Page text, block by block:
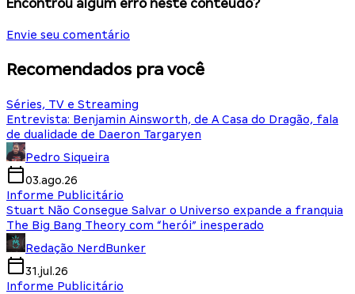
Encontrou algum erro neste conteúdo?
Envie seu comentário
Recomendados pra você
Séries, TV e Streaming
Entrevista: Benjamin Ainsworth, de A Casa do Dragão, fala
de dualidade de Daeron Targaryen
Pedro Siqueira
03.ago.26
Informe Publicitário
Stuart Não Consegue Salvar o Universo expande a franquia
The Big Bang Theory com “herói” inesperado
Redação NerdBunker
31.jul.26
Informe Publicitário